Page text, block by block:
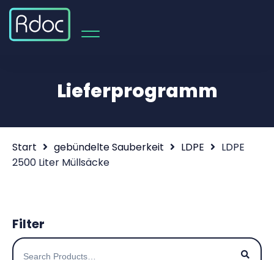
Lieferprogramm
Start gebündelte Sauberkeit LDPE
LDPE
2500 Liter Müllsäcke
Filter